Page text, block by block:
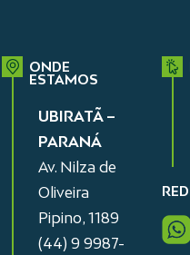
ONDE
ESTAMOS
UBIRATÃ –
PARANÁ
Av. Nilza de
Oliveira
Pipino, 1189
(44) 9 9987-